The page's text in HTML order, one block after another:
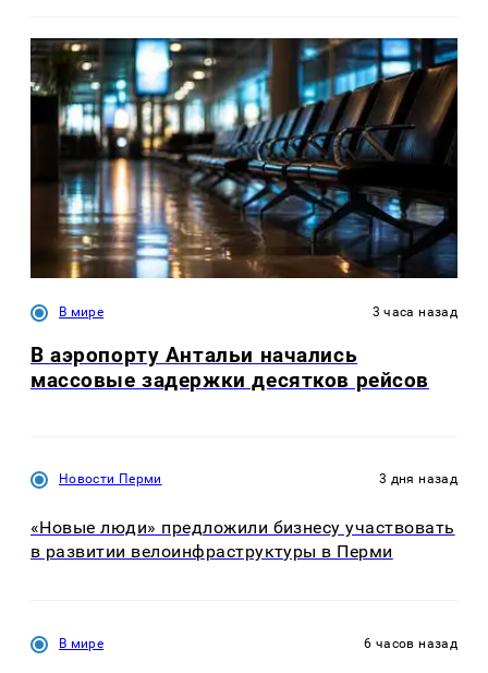
В мире 3 часа назад
В аэропорту Антальи начались
массовые задержки десятков рейсов
Новости Перми 3 дня назад
«Новые люди» предложили бизнесу участвовать
в развитии велоинфраструктуры в Перми
В мире 6 часов назад